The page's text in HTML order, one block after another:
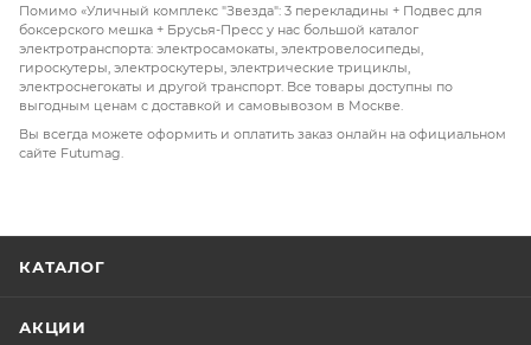
Помимо «Уличный комплекс "Звезда": 3 перекладины + Подвес для
боксерского мешка + Брусья-Пресс у нас большой каталог
электротранспорта: электросамокаты, электровелосипеды,
гироскутеры, электроскутеры, электрические трициклы,
электроснегокаты и другой транспорт. Все товары доступны по
выгодным ценам с доставкой и самовывозом в Москве.
Вы всегда можете оформить и оплатить заказ онлайн на официальном
сайте Futumag.
КАТАЛОГ
АКЦИИ